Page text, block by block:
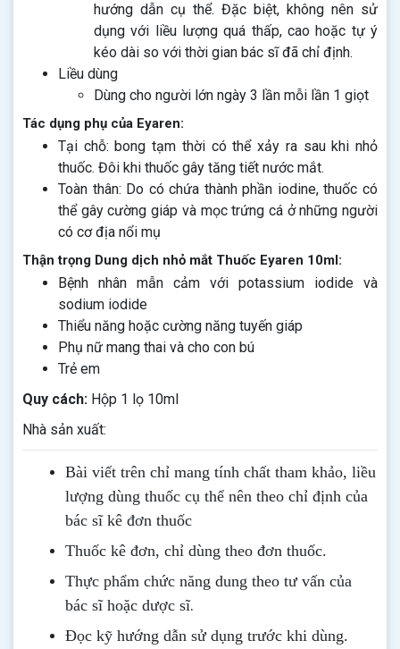
hướng dẫn cụ thể. Đặc biệt, không nên sử
dụng với liều lượng quá thấp, cao hoặc tự ý
kéo dài so với thời gian bác sĩ đã chỉ định.
Liều dùng
Dùng cho người lớn ngày 3 lần mỗi lần 1 giọt
Tác dụng phụ của Eyaren:
Tại chỗ: bong tạm thời có thể xảy ra sau khi nhỏ
thuốc. Đôi khi thuốc gây tăng tiết nước mắt.
Toàn thân: Do có chứa thành phần iodine, thuốc có
thể gây cường giáp và mọc trứng cá ở những người
có cơ địa nổi mụ
Thận trọng Dung dịch nhỏ mắt Thuốc Eyaren 10ml:
Bệnh nhân mẫn cảm với potassium iodide và
sodium iodide
Thiểu năng hoặc cường năng tuyến giáp
Phụ nữ mang thai và cho con bú
Trẻ em
Quy cách: Hộp 1 lọ 10ml
Nhà sản xuất:
Bài viết trên chỉ mang tính chất tham khảo, liều
lượng dùng thuốc cụ thể nên theo chỉ định của
bác sĩ kê đơn thuốc
Thuốc kê đơn, chỉ dùng theo đơn thuốc.
Thực phẩm chức năng dung theo tư vấn của
bác sĩ hoặc dược sĩ.
Đọc kỹ hướng dẫn sử dụng trước khi dùng.